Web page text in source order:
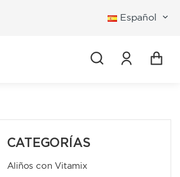
Español
Iniciar
CATEGORÍAS
Aliños con Vitamix